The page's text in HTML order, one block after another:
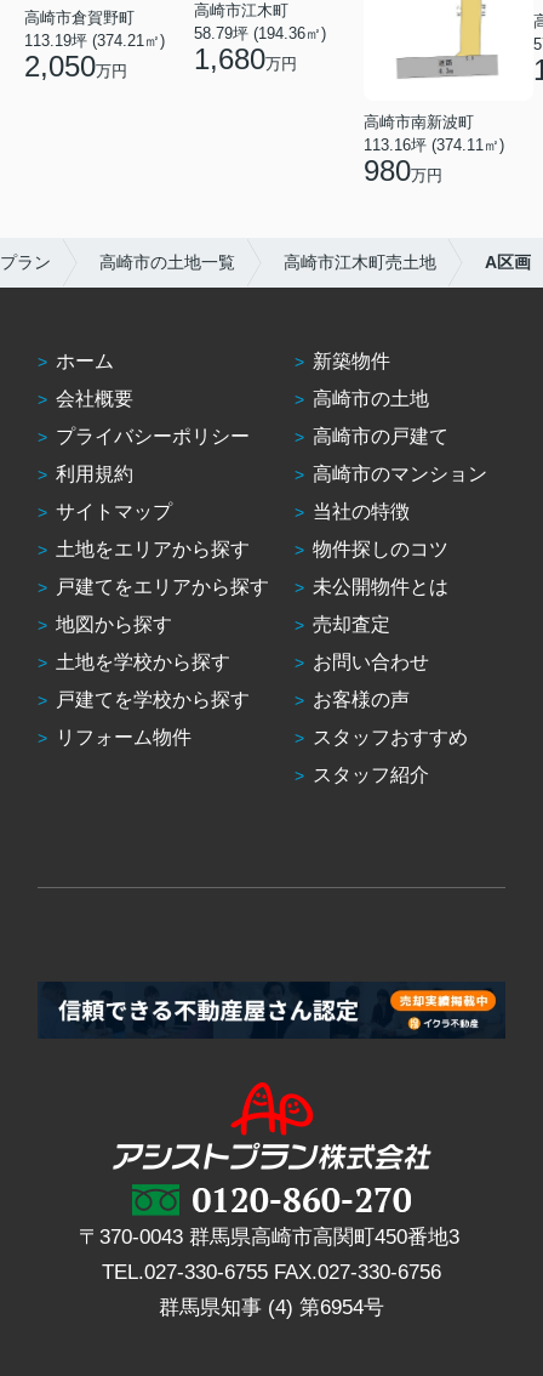
高崎市倉賀野町
113.19坪 (374.21㎡)
2,050万円
高崎市江木町
58.79坪 (194.36㎡)
1,680万円
高崎市南新波町
113.16坪 (374.11㎡)
980万円
ラン 高崎市の土地一覧 高崎市江木町売土地 A区画
ホーム
会社概要
プライバシーポリシー
利用規約
サイトマップ
土地をエリアから探す
戸建てをエリアから探す
地図から探す
土地を学校から探す
戸建てを学校から探す
リフォーム物件
新築物件
高崎市の土地
高崎市の戸建て
高崎市のマンション
当社の特徴
物件探しのコツ
未公開物件とは
売却査定
お問い合わせ
お客様の声
スタッフおすすめ
スタッフ紹介
〒370-0043 群馬県高崎市高関町450番地3
TEL.027-330-6755 FAX.027-330-6756
群馬県知事 (4) 第6954号